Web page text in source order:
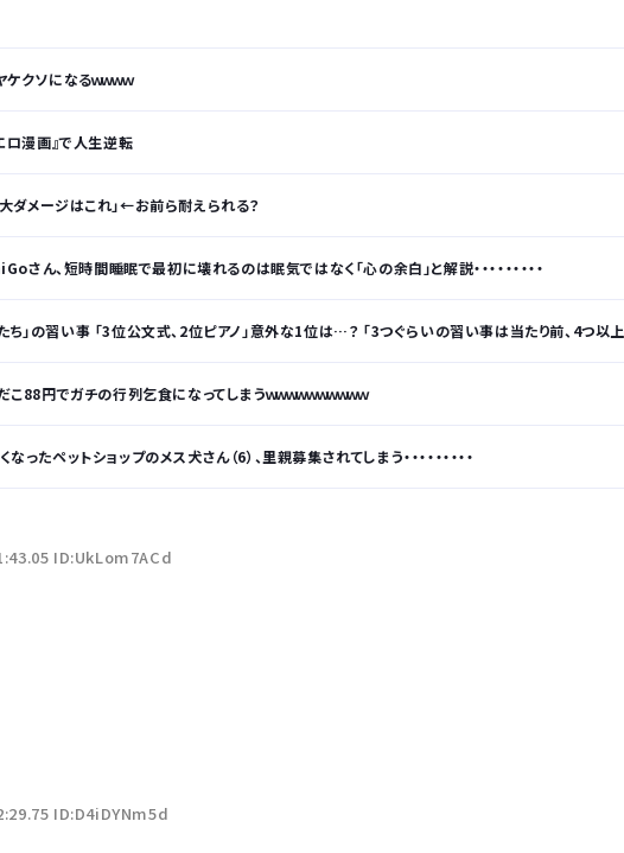
ケクソになるｗｗｗｗ
ロ漫画』で人生逆転
ダメージはこれ」←お前ら耐えられる？
さん、短時間睡眠で最初に壊れるのは眠気ではなく「心の余白」と解説・・・・・・・・・
の習い事 「3位公文式、2位ピアノ」意外な1位は…？ 「3つぐらいの習い事は当たり前、4つ以上の家庭も多数」
こ88円でガチの行列乞食になってしまうｗｗｗｗｗｗｗｗｗｗ
ったペットショップのメス犬さん（6）、里親募集されてしまう・・・・・・・・・
ツにこういう靴を履いてるサラリーマンはダサい扱いされるらしい…。お前らも気をつけろ
時間を見るだけならもはや腕時計がいらない
ID:UkLom7ACd
ID:D4iDYNm5d